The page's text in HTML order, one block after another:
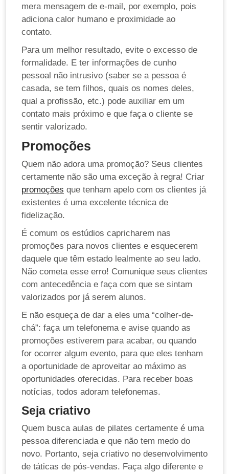
mera mensagem de e-mail, por exemplo, pois
adiciona calor humano e proximidade ao
contato.
Para um melhor resultado, evite o excesso de
formalidade. E ter informações de cunho
pessoal não intrusivo (saber se a pessoa é
casada, se tem filhos, quais os nomes deles,
qual a profissão, etc.) pode auxiliar em um
contato mais próximo e que faça o cliente se
sentir valorizado.
Promoções
Quem não adora uma promoção? Seus clientes
certamente não são uma exceção à regra! Criar
promoções que tenham apelo com os clientes já
existentes é uma excelente técnica de
fidelização.
É comum os estúdios capricharem nas
promoções para novos clientes e esquecerem
daquele que têm estado lealmente ao seu lado.
Não cometa esse erro! Comunique seus clientes
com antecedência e faça com que se sintam
valorizados por já serem alunos.
E não esqueça de dar a eles uma “colher-de-
chá”: faça um telefonema e avise quando as
promoções estiverem para acabar, ou quando
for ocorrer algum evento, para que eles tenham
a oportunidade de aproveitar ao máximo as
oportunidades oferecidas. Para receber boas
notícias, todos adoram telefonemas.
Seja criativo
Quem busca aulas de pilates certamente é uma
pessoa diferenciada e que não tem medo do
novo. Portanto, seja criativo no desenvolvimento
de táticas de pós-vendas. Faça algo diferente e